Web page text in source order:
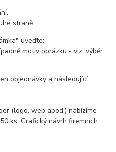
straně.
uveďte:
motiv obrázku - viz. výběr
objednávky a následující
(logo, web apod.) nabízíme
ks. Grafický návrh firemních